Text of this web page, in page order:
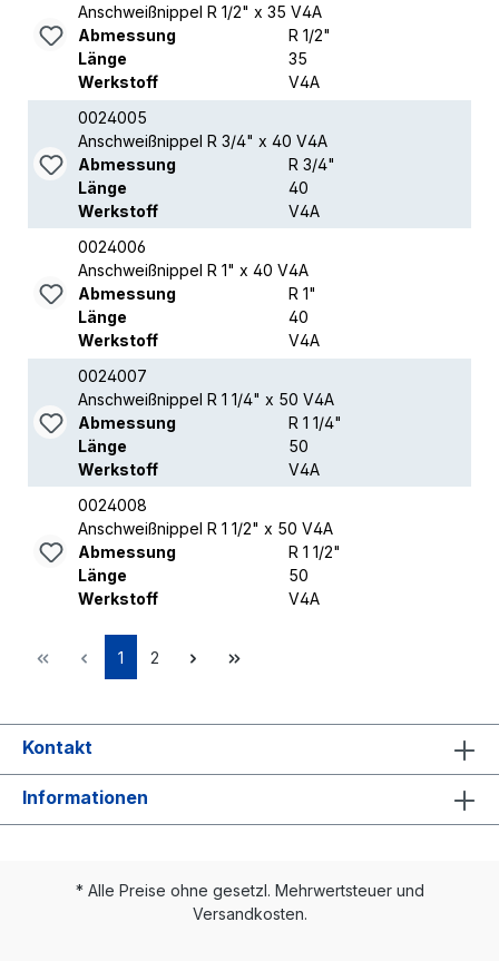
Anschweißnippel R 1/2" x 35 V4A
Abmessung
R 1/2"
Länge
35
Werkstoff
V4A
0024005
Anschweißnippel R 3/4" x 40 V4A
Abmessung
R 3/4"
Länge
40
Werkstoff
V4A
0024006
Anschweißnippel R 1" x 40 V4A
Abmessung
R 1"
Länge
40
Werkstoff
V4A
0024007
Anschweißnippel R 1 1/4" x 50 V4A
Abmessung
R 1 1/4"
Länge
50
Werkstoff
V4A
0024008
Anschweißnippel R 1 1/2" x 50 V4A
Abmessung
R 1 1/2"
Länge
50
Werkstoff
V4A
1 2
Kontakt
Informationen
* Alle Preise ohne gesetzl. Mehrwertsteuer und
Versandkosten.